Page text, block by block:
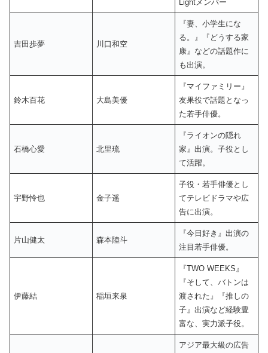
Lightメンバー
吉田歩夢 川口和空
『妻、小学生にな
る。』『どうする家
康』などの話題作に
も出演。
鈴木百花 大島美優
『マイファミリー』
友果役で話題となっ
た若手俳優。
石橋心愛 北里琉
『ライオンの隠れ
家』出演。子役とし
て活躍。
宇野怜也 金子遥
子役・若手俳優とし
てテレビドラマや広
告に出演。
片山健太 森本陸斗
『今日好き』出演の
注目若手俳優。
伊藤結 稲垣来泉
『TWO WEEKS』
『そして、バトンは
渡された』『推しの
子』出演など経験豊
富な、実力派子役。
アジア最大級の広告